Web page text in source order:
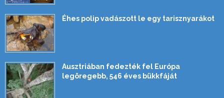
Éhes polip vadászott le egy tarisznyarákot
Ausztriában fedezték fel Európa
legöregebb, 546 éves bükkfáját